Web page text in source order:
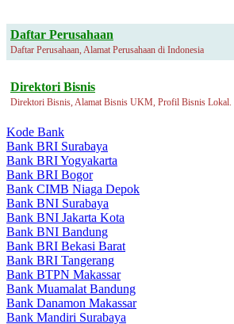
Daftar Perusahaan
Daftar Perusahaan, Alamat Perusahaan di Indonesia
Direktori Bisnis
Direktori Bisnis, Alamat Bisnis UKM, Profil Bisnis Lokal.
Kode Bank
Bank BRI Surabaya
Bank BRI Yogyakarta
Bank BRI Bogor
Bank CIMB Niaga Depok
Bank BNI Surabaya
Bank BNI Jakarta Kota
Bank BNI Bandung
Bank BRI Bekasi Barat
Bank BRI Tangerang
Bank BTPN Makassar
Bank Muamalat Bandung
Bank Danamon Makassar
Bank Mandiri Surabaya